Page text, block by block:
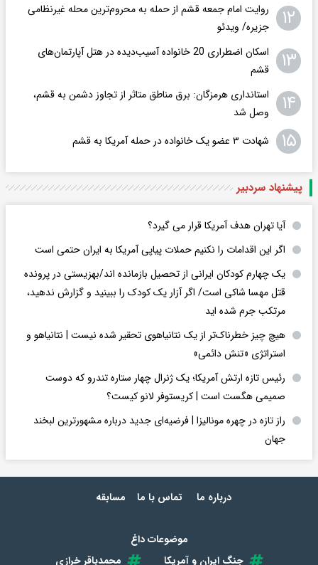
۱۲
روایت امام جمعه قشم از حمله به محروم‌ترین محله غیرنظامی
جزیره/ ویدئو
۱۳
اسکان اضطراری 20 خانواده آسیب‌دیده در هتل آپارتمان‌های
قشم
۱۴
استانداری هرمزگان: برق مناطق متاثر از تجاوز دشمن به قشم،
وصل شد
۱۵ شهادت ۳ عضو یک خانواده در حمله آمریکا به قشم
پیشنهاد سردبیر
آیا تهران هدف آمریکا قرار می گیرد؟
اگر این اقدامات را نکنیم حملات پیاپی آمریکا به ایران حتمی است
یک چهارم کودکان ایرانی از تحصیل بازمانده اند/بهزیستی در پرونده
قتل مهسا شاکی است/ اگر آزار یک کودک را ببینید و گزارش ندهید،
مرتکب جرم شده اید
هیچ چیز خطرناک‌تر از یک نتانیاهوی تحقیر شده نیست | نتانیاهو و
استراتژی «تنش دائمی»
رئیس تازه ارتش آمریکا؛ یک ژنرال چهار ستاره تندرو که دوست
صمیمی هگست است | کریستوفر لانو کیست؟
راز تازه در چهره مونالیزا | فرضیه‌ای جدید درباره مشهورترین لبخند
جهان
درباره ما تماس با ما مسابقه
موضوعات داغ
جنگ ایران و آمریکا
محمدباقر خرازی